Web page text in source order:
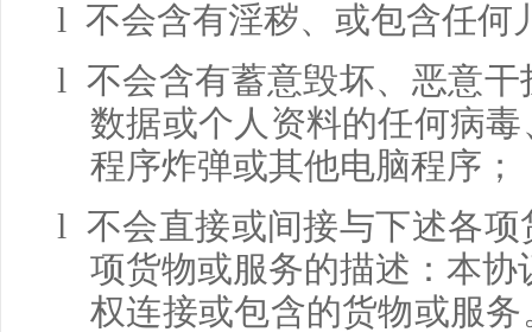
l 不会含有淫秽、或包含任何
l 不会含有蓄意毁坏、恶意干
数据或个人资料的任何病
程序炸弹或其他电脑程序；
l 不会直接或间接与下述各项
项货物或服务的描述：本
权连接或包含的货物或服